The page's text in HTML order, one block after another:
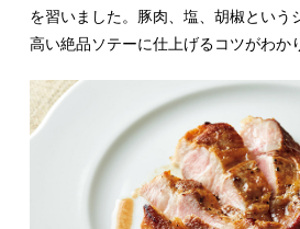
を習いました。豚肉、塩、胡椒という
高い絶品ソテーに仕上げるコツがわか